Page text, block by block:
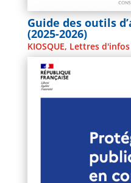
Guide des outils
(2025-2026)
KIOSQUE, Lettres d'infos